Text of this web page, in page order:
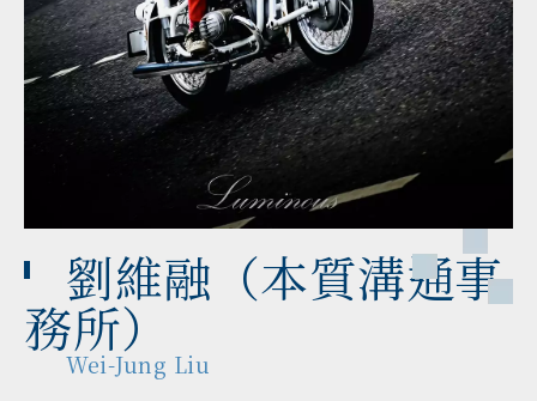
劉維融（本質溝通事
務所）
Wei-Jung Liu